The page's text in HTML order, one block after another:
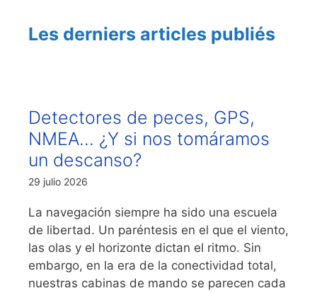
Les derniers articles publiés
Detectores de peces, GPS,
NMEA… ¿Y si nos tomáramos
un descanso?
29 julio 2026
La navegación siempre ha sido una escuela
de libertad. Un paréntesis en el que el viento,
las olas y el horizonte dictan el ritmo. Sin
embargo, en la era de la conectividad total,
nuestras cabinas de mando se parecen cada